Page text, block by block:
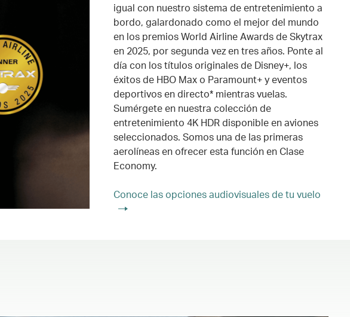
igual con nuestro sistema de entretenimiento a
bordo, galardonado como el mejor del mundo
en los premios World Airline Awards de Skytrax
en 2025, por segunda vez en tres años. Ponte al
día con los títulos originales de Disney+, los
éxitos de HBO Max o Paramount+ y eventos
deportivos en directo* mientras vuelas.
Sumérgete en nuestra colección de
entretenimiento 4K HDR disponible en aviones
seleccionados. Somos una de las primeras
aerolíneas en ofrecer esta función en Clase
Economy.
Conoce las opciones audiovisuales de tu vuelo